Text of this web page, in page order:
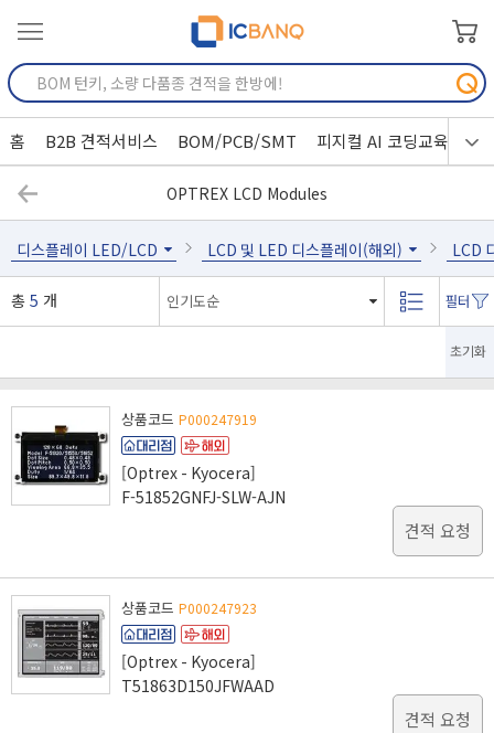
홈 B2B 견적서비스 BOM/PCB/SMT 피지컬 AI 코딩교육
OPTREX LCD Modules
디스플레이 LED/LCD LCD 및 LED 디스플레이(해외) LCD
총 5 개
초기화
상품코드 P000247919
[Optrex - Kyocera]
F-51852GNFJ-SLW-AJN
견적 요청
상품코드 P000247923
[Optrex - Kyocera]
T51863D150JFWAAD
견적 요청